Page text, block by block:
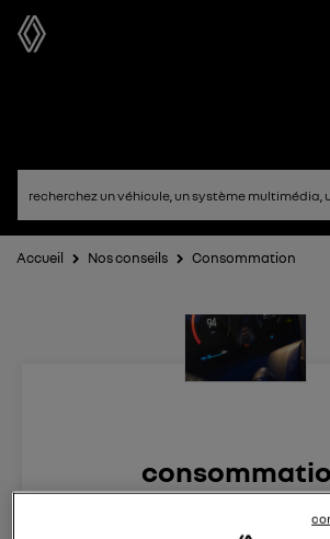
Accueil Nos conseils Consommation